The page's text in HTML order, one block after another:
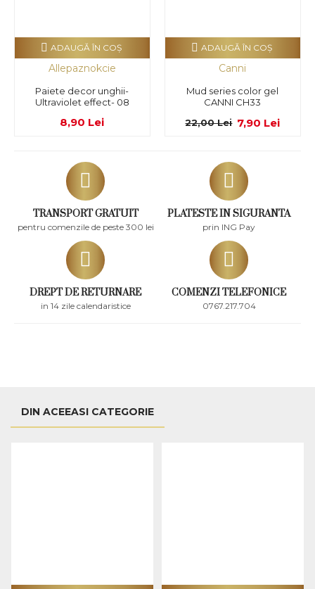
TRANSPORT GRATUIT
pentru comenzile de peste 300 lei
PLATESTE IN SIGURANTA
prin ING Pay
DREPT DE RETURNARE
in 14 zile calendaristice
COMENZI TELEFONICE
0767.217.704
Allepaznokcie
Paiete decor unghii-
Ultraviolet effect- 08
8,90 Lei
ADAUGĂ ÎN COŞ
Canni
Mud series color gel
CANNI CH33
7,90 Lei
22,00 Lei
ADAUGĂ ÎN COŞ
DIN ACEEASI CATEGORIE